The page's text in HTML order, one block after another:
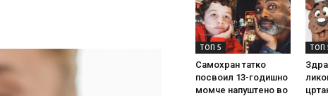
ТОП 5
Самохран татко
посвоил 13-годишно
момче напуштено во
ТОП